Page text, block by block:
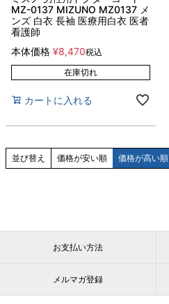
MZ-0137 MIZUNO MZ0137 メ
ンズ 白衣 長袖 医療用白衣 医者
看護師
本体価格 ¥8,470税込
在庫切れ
カートに入れる
並び替え 価格が安い順 価格が高い順
お支払い方法
メルマガ登録